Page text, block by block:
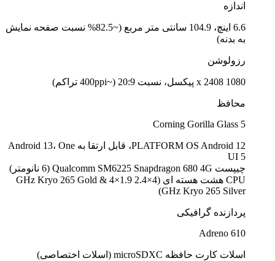
اندازه
6.6 اینچ، 104.9 سانتی متر مربع (~82.5% نسبت صفحه نمایش
به بدنه)
رزولوشن
1080 x 2408 پیکسل، نسبت 20:9 (~400ppi تراکم)
محافظ
Corning Gorilla Glass 5
PLATFORM OS Android 12، قابل ارتقا به Android 13، One
UI 5
چیپست Qualcomm SM6225 Snapdragon 680 4G (6 نانومتر)
CPU هشت هسته ای (4×2.4 GHz Kryo 265 Gold & 4×1.9
GHz Kryo 265 Silver)
پردازنده گرافیکی
Adreno 610
اسلات کارت حافظه microSDXC (اسلات اختصاصی)